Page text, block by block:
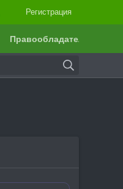
Регистрация
Правообладателям